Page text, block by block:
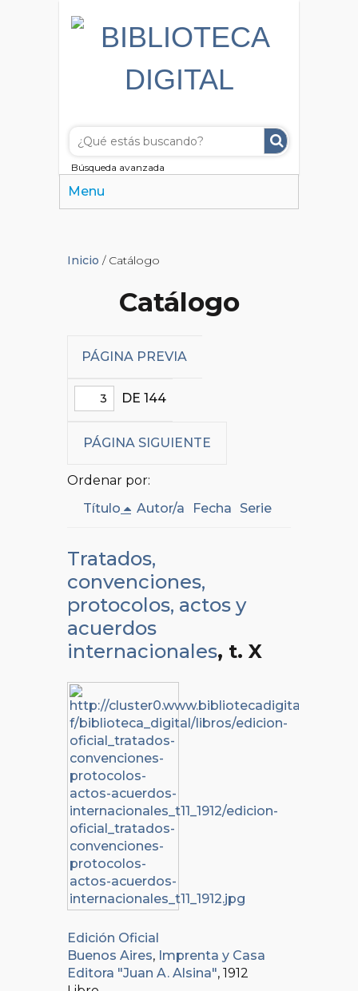
Búsqueda avanzada
Menu
Inicio / Catálogo
Catálogo
PÁGINA PREVIA
DE 144
PÁGINA SIGUIENTE
Ordenar por:
Título
Autor/a Fecha Serie
Tratados,
convenciones,
protocolos, actos y
acuerdos
internacionales, t. X
Edición Oficial
Buenos Aires, Imprenta y Casa
Editora "Juan A. Alsina", 1912